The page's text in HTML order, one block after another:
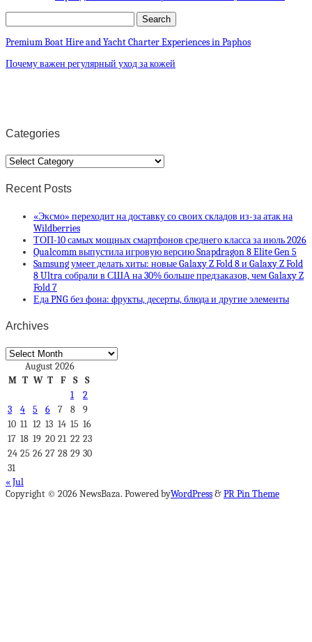
Premium Boat Hire and Yacht Charter Experiences in Paphos
Почему важен регулярный уход за кожей
Categories
Categories
Recent Posts
«Эксмо» переходит на доставку со своих складов из-за атак на
Wildberries
ТОП-10 самых мощных смартфонов среднего класса за июль 2026
Qualcomm выпустила игровую версию Snapdragon 8 Elite Gen 5
Samsung умеет делать хиты: новые Galaxy Z Fold 8 и Galaxy Z Fold
8 Ultra собрали в США на 30% больше предзаказов, чем Galaxy Z
Fold 7
Еда PNG без фона: фрукты, десерты, блюда и другие элементы
Archives
Archives
August 2026
M T W T F S
S
1
2
3
4 5 6 7 8
9
10 11 12 13 14 15 16
17 18 19 20 21 22 23
24 25 26 27 28 29 30
31
« Jul
Copyright © 2026 NewsBaza. Powered byWordPress&PR Pin Theme